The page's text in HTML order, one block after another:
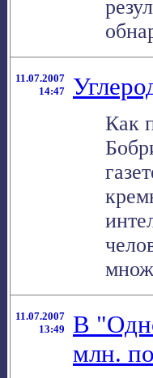
11.07.2007
14:47
Как
11.07.2007
13:49
В
млн.